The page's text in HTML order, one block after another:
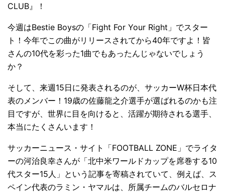
CLUB』！
今週はBestie Boysの「Fight For Your Right」でスター
ト！今年でこの曲がリリースされてから40年ですよ！皆
さんの10代を彩った1曲でもあったんじゃないでしょう
か？
そして、来週15日に発表されるのが、サッカーW杯日本代
表のメンバー！19歳の佐藤龍之介選手が選ばれるのかも注
目ですが、世界に目を向けると、活躍が期待される選手、
本当にたくさんいます！
サッカーニュース・サイト「FOOTBALL ZONE」でライタ
ーの河治良幸さんが「北中米ワールドカップを席巻する10
代スター15人」という記事を寄稿されていて、例えば、ス
ペイン代表のラミン・ヤマルは、所属チームのバルセロナ